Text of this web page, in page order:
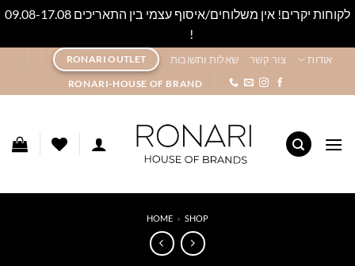
לקוחות יקרים! אין משלוחים/איסוף עצמי בין התאריכים 09.08-17.08
!
content
אודות צור קשר שאלות ותשובות RONARI OUTLET
RONARI-HOUSE OF BRAND
HOME » SHOP